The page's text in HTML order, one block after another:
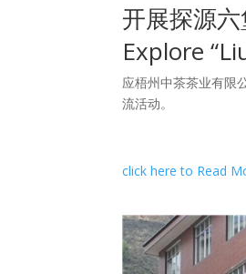
开展探源
Explore
应梧州中茶茶业有限
流活动。
click here to Read